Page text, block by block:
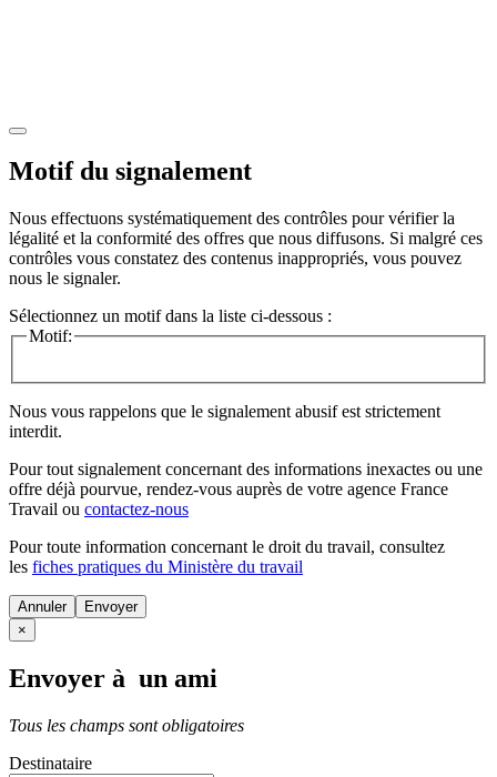
Motif du signalement
Nous effectuons systématiquement des contrôles pour vérifier la
légalité et la conformité des offres que nous diffusons. Si malgré ces
contrôles vous constatez des contenus inappropriés, vous pouvez
nous le signaler.
Sélectionnez un motif dans la liste ci-dessous :
Motif:
Nous vous rappelons que le signalement abusif est strictement
interdit.
Pour tout signalement concernant des informations inexactes ou une
offre déjà pourvue, rendez-vous auprès de votre agence France
Travail ou contactez-nous
Pour toute information concernant le droit du travail, consultez
les fiches pratiques du Ministère du travail
Annuler
×
Envoyer à un ami
Tous les champs sont obligatoires
Destinataire